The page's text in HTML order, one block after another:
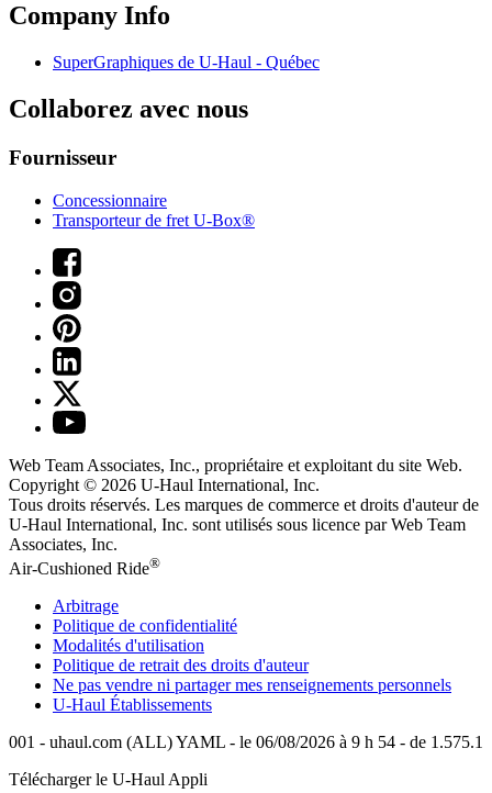
Company Info
SuperGraphiques de U-Haul - Québec
Collaborez avec nous
Fournisseur
Concessionnaire
Transporteur de fret U-Box®
Web Team Associates, Inc., propriétaire et exploitant du site Web.
Copyright © 2026 U-Haul International, Inc.
Tous droits réservés. Les marques de commerce et droits d'auteur de
U-Haul International, Inc. sont utilisés sous licence par Web Team
Associates, Inc.
Air-Cushioned Ride®
Arbitrage
Politique de confidentialité
Modalités d'utilisation
Politique de retrait des droits d'auteur
Ne pas vendre ni partager mes renseignements personnels
U-Haul Établissements
001 - uhaul.com (ALL) YAML - le 06/08/2026 à 9 h 54 - de 1.575.1
Télécharger le U-Haul Appli